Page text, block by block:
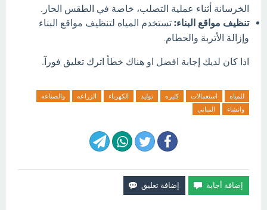
الخرسانة أثناء عملية التصلب، خاصة في الطقس الحار.
تنظيف مواقع البناء: تستخدم المياه لتنظيف مواقع البناء
وإزالة الأتربة والحطام.
اذا كان لديك إجابة افضل او هناك خطأ اترك تعليق فورآ.
للمياه استعمالات كثيره توليد الكهرباء الزراعه
والصناعه
وانشاء
المباني